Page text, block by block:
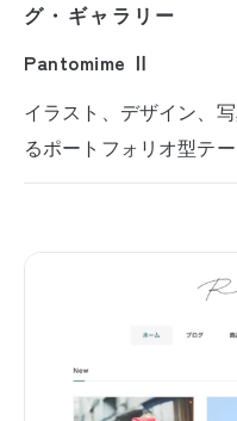
グ・ギャラリー
Pantomime Ⅱ
イラスト、デザイン、
るポートフォリオ型テ